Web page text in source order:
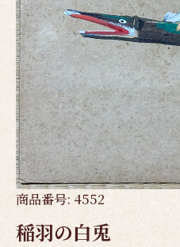
商品番号: 4552
稲羽の白兎